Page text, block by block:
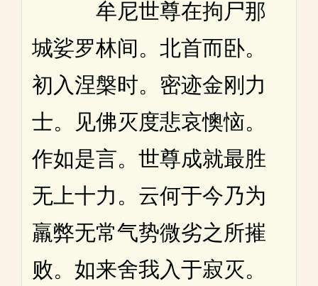
牟尼世尊在拘尸那
城娑罗林间。北首而卧。
初入涅槃时。密迹金刚力
士。见佛灭度悲哀懊恼。
作如是言。世尊成就最胜
无上十力。云何于今乃为
羸弊无常气势微劣之所摧
败。如来舍我入于寂灭。